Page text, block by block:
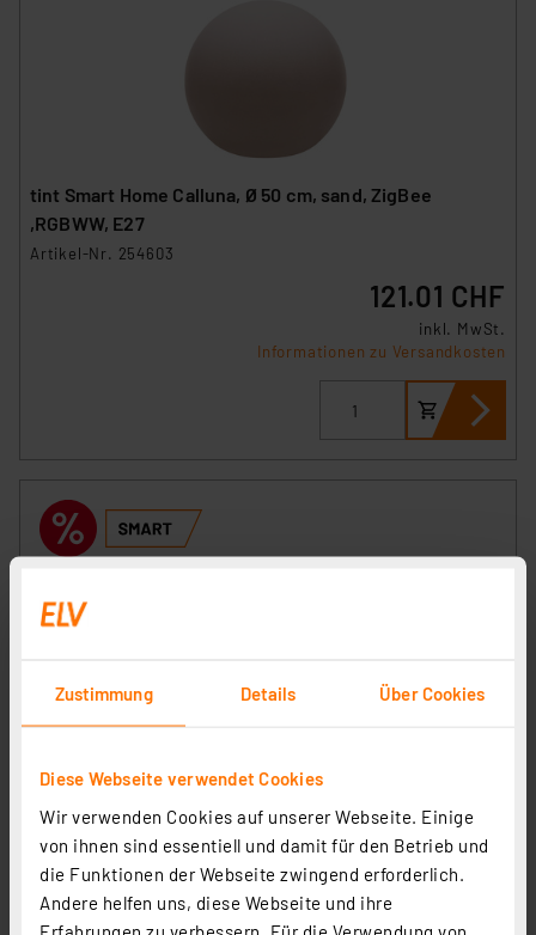
Zustimmung Details Über Cookies
Diese Webseite verwendet Cookies
Wir verwenden Cookies auf unserer Webseite. Einige
von ihnen sind essentiell und damit für den Betrieb und
die Funktionen der Webseite zwingend erforderlich.
Andere helfen uns, diese Webseite und ihre
Erfahrungen zu verbessern. Für die Verwendung von
tint Smart Home Calluna, Ø 50 cm, sand, ZigBee
,RGBWW, E27
Artikel-Nr. 254603
121.01 CHF
inkl. MwSt.
Informationen zu Versandkosten
Artikel-Nr. 258184
12.58 CHF
Statt
inkl. MwSt.